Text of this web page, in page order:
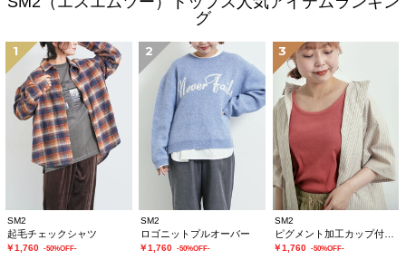
グ
1
SM2
起毛チェックシャツ
￥1,760 -50%OFF-
2
SM2
ロゴニットプルオーバー
￥1,760 -50%OFF-
3
SM2
ピグメント加工カップ付タンクトップ
￥1,760 -50%OFF-